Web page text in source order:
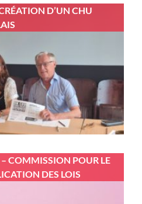
D’UN CHU
COMMISSION POUR LE
DES LOIS